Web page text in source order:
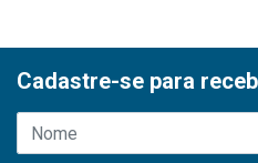
Cadastre-se para